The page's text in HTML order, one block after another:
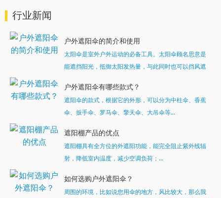
行业新闻
户外遮阳伞的简介和使用
太阳伞是室外户外运动的必备工具。太阳伞顾名思意是
能遮挡阳光，抵御太阳发热量，与此同时也可以挡风遮
户外遮阳伞有哪些款式？
遮阳伞的款式，根据它的外形，可以分为中柱伞、香蕉
伞、扳手伞、罗马伞、擎天伞、大吊伞等...
遮阳棚产品的优点
遮阳棚具有全方位的外遮阳功能，能完全阻止紫外线辐
射，降低室内温度，减少空调负荷；...
如何选购户外遮阳伞？
周围的环境，比如说您用伞的地方，风比较大，那么我